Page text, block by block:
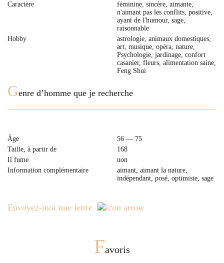
Caractère
féminine, sincère, aimante,
n'aimant pas les conflits, positive,
ayant de l'humour, sage,
raisonnable
Hobby
astrologie, animaux domestiques,
art, musique, opéra, nature,
Psychologie, jardinage, confort
casanier, fleurs, alimentation saine,
Feng Shui
Genre d’homme que je recherche
Âge
56 — 75
Taille, à partir de
168
Il fume
non
Information complémentaire
aimant, aimant la nature,
indépendant, posé, optimiste, sage
Envoyez-moi une lettre
Favoris